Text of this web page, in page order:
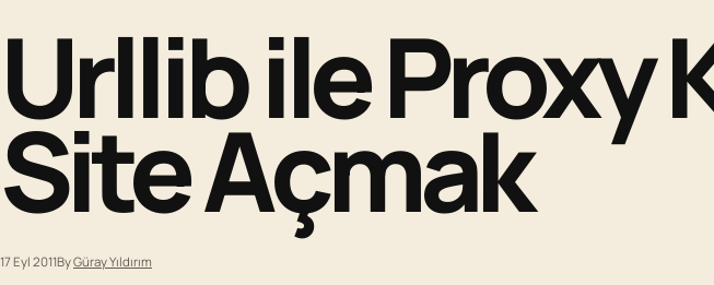
Urllib ile Proxy
Site Açmak
17 Eyl 2011ByGüray Yıldırım